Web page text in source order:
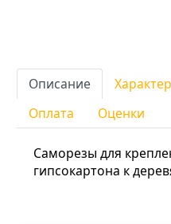
Описание
Оплата
Оценки
Саморезы для
гипсокартона к